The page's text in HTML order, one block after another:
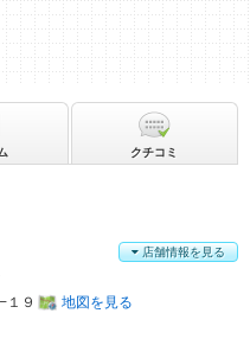
１９ 地図を見る
店舗情報を見る
クチコミ